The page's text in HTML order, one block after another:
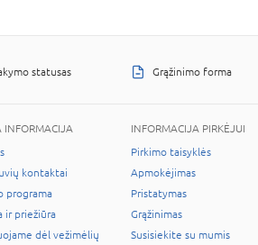
statusas Grąžinimo forma
INFORMACIJA
kontaktai
programa
ir priežiūra
dėl vežimėlių
INFORMACIJA PIRKĖJUI
Pirkimo taisyklės
Apmokėjimas
Pristatymas
Grąžinimas
Susisiekite su mumis